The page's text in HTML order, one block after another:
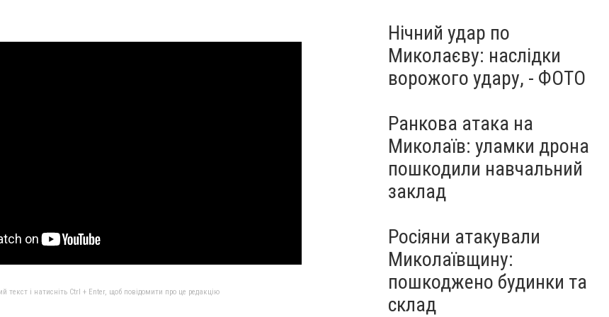
текст і натисніть Ctrl + Enter, щоб повідомити про це редакцію
Нічний удар по
Миколаєву: наслідки
ворожого удару, - ФОТО
Ранкова атака на
Миколаїв: уламки дрона
пошкодили навчальний
заклад
Росіяни атакували
Миколаївщину:
пошкоджено будинки та
склад